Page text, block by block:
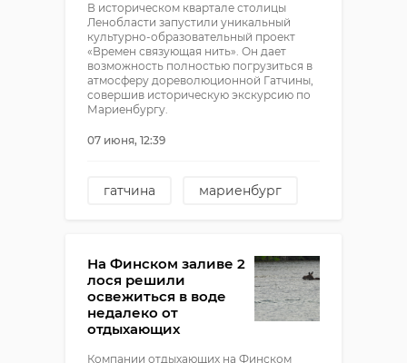
В историческом квартале столицы
Ленобласти запустили уникальный
культурно-образовательный проект
«Времен связующая нить». Он дает
возможность полностью погрузиться в
атмосферу дореволюционной Гатчины,
совершив историческую экскурсию по
Мариенбургу.
07 июня, 12:39
гатчина
мариенбург
На Финском заливе 2
лося решили
освежиться в воде
недалеко от
отдыхающих
Компании отдыхающих на Финском